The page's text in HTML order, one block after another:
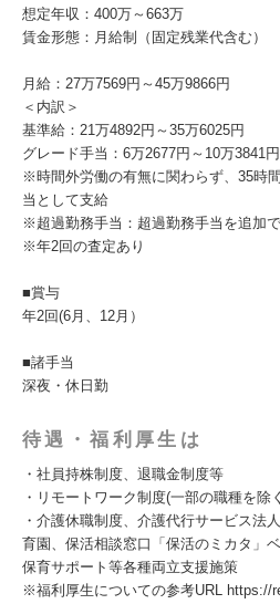
想定年収：400万～663万
賃金形態：月給制（固定残業代含む）
月給：27万7569円～45万9866円
＜内訳＞
基準給：21万4892円～35万6025円
グレード手当：6万2677円～10万3841円
※時間外労働の有無に関わらず、35時
当として支給
※超過勤務手当：超過勤務手当を追加
※年2回の査定あり
■賞与
年2回(6月、12月）
■諸手当
深夜・休日勤
待遇・福利厚生は
・社員持株制度、退職金制度等
・リモートワーク制度(一部の職種を除
・介護休職制度、介護代行サービス法
育園、保活相談窓口「保活のミカタ」
保育サポート等各種両立支援施策
※福利厚生についての参考URL https://